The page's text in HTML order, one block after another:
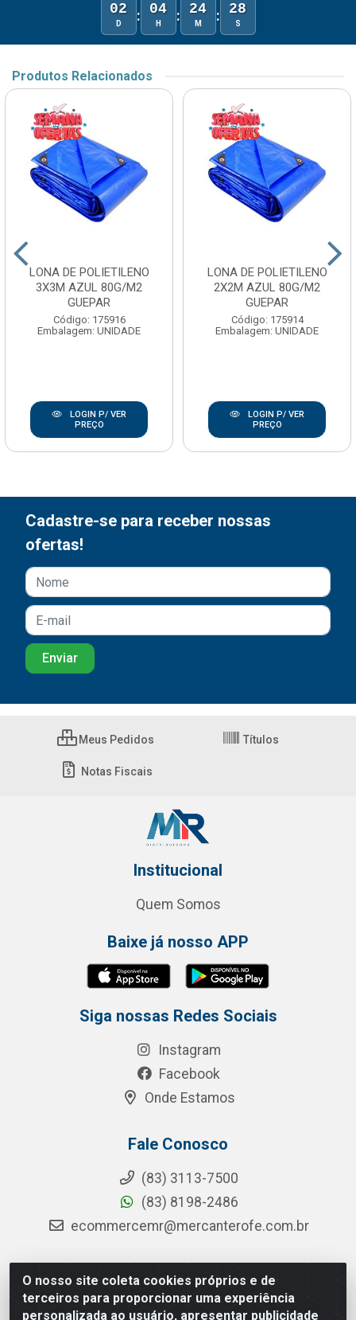
02
D : 04
H : 24
M : 28
S
Produtos Relacionados
LONA DE POLIETILENO
3X3M AZUL 80G/M2
GUEPAR
Código: 175916
Embalagem: UNIDADE
LOGIN P/ VER
PREÇO
LONA DE POLIETILENO
2X2M AZUL 80G/M2
GUEPAR
Código: 175914
Embalagem: UNIDADE
LOGIN P/ VER
PREÇO
O nosso site coleta cookies próprios e de
terceiros para proporcionar uma experiência
personalizada ao usuário, apresentar publicidade
Cadastre-se para receber nossas
ofertas!
Meus Pedidos Títulos
Notas Fiscais
Institucional
Quem Somos
Baixe já nosso APP
Siga nossas Redes Sociais
Instagram
Facebook
Onde Estamos
Fale Conosco
(83) 3113-7500
(83) 8198-2486
ecommercemr@mercanterofe.com.br
MR Distribuidora - Rua Hortêncio Ribeiro de Luna, 3777 -
Distrito Industrial, João Pessoa/PB - CEP 58081-400 -